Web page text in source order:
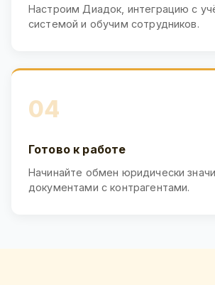
Настроим Диадок, интеграцию с
системой и обучим сотрудников.
04
Готово к работе
Начинайте обмен юридически
документами с контрагентами.